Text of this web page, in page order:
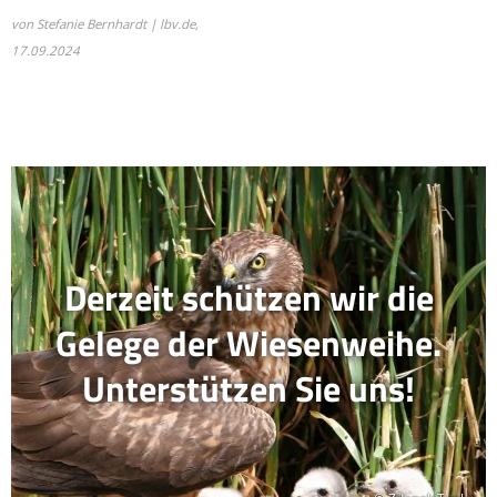
von Stefanie Bernhardt | lbv.de,
17.09.2024
Derzeit schützen wir die
Gelege der Wiesenweihe.
Unterstützen Sie uns!